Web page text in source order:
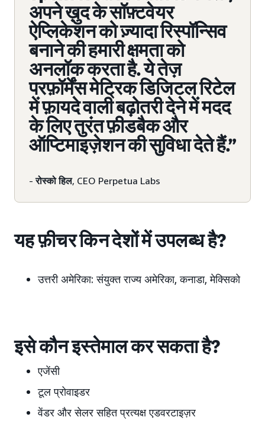
अपने ख़ुद के सॉफ़्टवेयर
ऐप्लिकेशन को ज़्यादा रिस्पॉन्सिव
बनाने की हमारी क्षमता को
अनलॉक करता है. ये तेज़
परफ़ॉर्मेंस मेट्रिक डिजिटल रिटेल
में फ़ायदे वाली बढ़ोतरी देने में मदद
के लिए तुरंत फ़ीडबैक और
ऑप्टिमाइज़ेशन की सुविधा देते हैं.”
-रोस्को हिल, CEO Perpetua Labs
यह फ़ीचर किन देशों में उपलब्ध है?
उत्तरी अमेरिका:संयुक्त राज्य अमेरिका, कनाडा, मेक्सिको
इसे कौन इस्तेमाल कर सकता है?
एजेंसी
टूल प्रोवाइडर
वेंडर और सेलर सहित प्रत्यक्ष एडवरटाइज़र